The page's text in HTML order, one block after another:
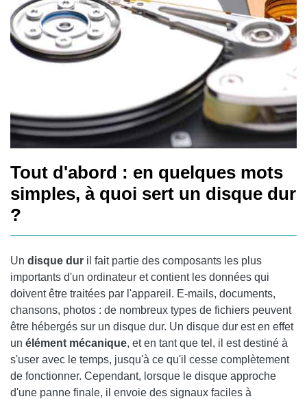
Tout d'abord : en quelques mots
simples, à quoi sert un disque dur
?
Un disque dur il fait partie des composants les plus
importants d'un ordinateur et contient les données qui
doivent être traitées par l'appareil. E-mails, documents,
chansons, photos : de nombreux types de fichiers peuvent
être hébergés sur un disque dur. Un disque dur est en effet
un élément mécanique, et en tant que tel, il est destiné à
s'user avec le temps, jusqu'à ce qu'il cesse complètement
de fonctionner. Cependant, lorsque le disque approche
d'une panne finale, il envoie des signaux faciles à